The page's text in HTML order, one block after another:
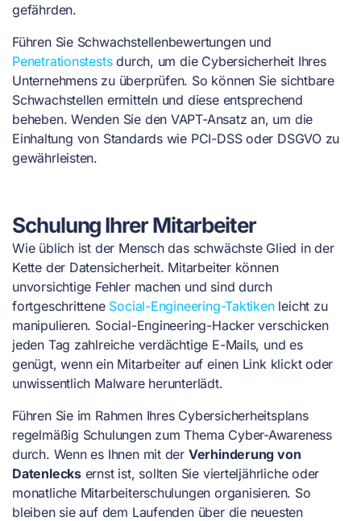
gefährden.
Führen Sie Schwachstellenbewertungenund
Penetrationstestsdurch, um die Cybersicherheit Ihres
Unternehmens zu überprüfen. So können Sie sichtbare
Schwachstellen ermitteln und diese entsprechend
beheben. Wenden Sie den VAPT-Ansatz an, um die
Einhaltung von Standards wie PCI-DSS oder DSGVO zu
gewährleisten.
Schulung Ihrer Mitarbeiter
Wie üblich ist der Mensch das schwächste Glied in der
Kette der Datensicherheit. Mitarbeiter können
unvorsichtige Fehler machen und sind durch
fortgeschrittene Social-Engineering-Taktikenleicht zu
manipulieren. Social-Engineering-Hacker verschicken
jeden Tag zahlreiche verdächtige E-Mails, und es
genügt, wenn ein Mitarbeiter auf einen Link klickt oder
unwissentlich Malware herunterlädt.
Führen Sie im Rahmen Ihres Cybersicherheitsplans
regelmäßig Schulungen zum Thema Cyber-Awareness
durch. Wenn es Ihnen mit der Verhinderung von
Datenlecksernst ist, sollten Sie vierteljährliche oder
monatliche Mitarbeiterschulungen organisieren. So
bleiben sie auf dem Laufenden über die neuesten